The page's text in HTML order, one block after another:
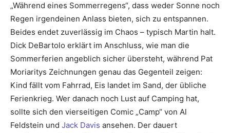
„Während eines Sommerregens“, dass weder Sonne noch
Regen irgendeinen Anlass bieten, sich zu entspannen.
Beides endet zuverlässig im Chaos – typisch Martin halt.
Dick DeBartolo erklärt im Anschluss, wie man die
Sommerferien angeblich sicher übersteht, während Pat
Moriaritys Zeichnungen genau das Gegenteil zeigen:
Kind fällt vom Fahrrad, Eis landet im Sand, der übliche
Ferienkrieg. Wer danach noch Lust auf Camping hat,
sollte sich den vierseitigen Comic „Camp“ von Al
Feldstein und Jack Davis ansehen. Der dauert